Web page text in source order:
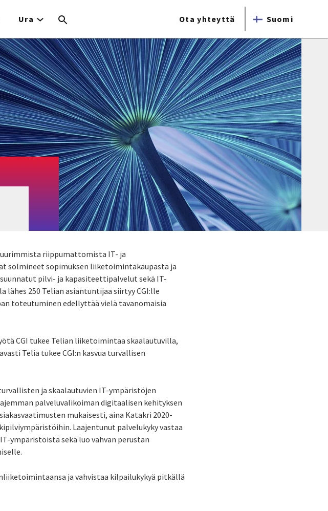
Ura Ota yhteyttä Suomi
riippumattomista IT- ja
sopimuksen liiketoimintakaupasta ja
pilvi- ja kapasiteettipalvelut sekä IT-
lähes 250 Telian asiantuntijaa siirtyy CGI:lle
toteutuminen edellyttää vielä tavanomaisia
CGI tukee Telian liiketoimintaa skaalautuvilla,
Telia tukee CGI:n kasvua turvallisen
ja skaalautuvien IT-ympäristöjen
palveluvalikoiman digitaalisen kehityksen
mukaisesti, aina Katakri 2020-
Laajentunut palvelukyky vastaa
ympäristöistä sekä luo vahvan perustan
ja vahvistaa kilpailukykyä pitkällä